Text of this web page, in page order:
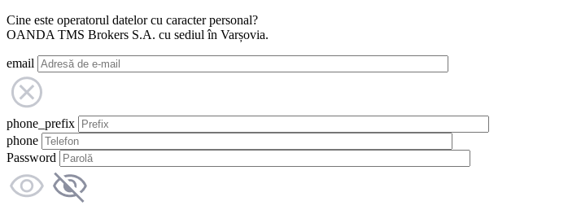
Cine este operatorul datelor cu caracter personal?
OANDA TMS Brokers S.A. cu sediul în Varșovia.
email
phone_prefix
phone
Password